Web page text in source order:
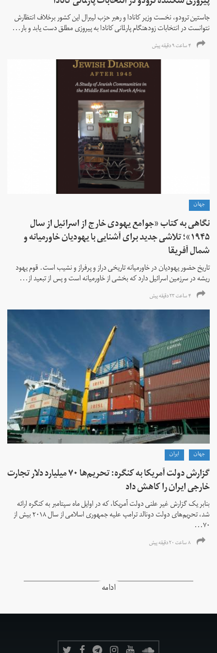
جاستین ترودو، نخست وزیر کانادا و رهبر حزب لیبرال این کشور برخلاف انتظارش
نتوانست در انتخابات زود‌هنگام پارلمانی کانادا به پیروزی مطلق دست یابد و بار...
۴ ساعت ۹ دقیقه پیش
جهان
نگاهی به کتاب «جوامع یهودی خارج از اسرائیل از سال
۱۹۴۵»؛ تلاشی جدید برای آشنایی با یهودیان خاورمیانه و
شمال آفریقا
تاریخ حضور یهودیان در خاورمیانه تاریخی دراز و پرفراز و نشیب است. قوم یهود
ریشه در سرزمین اسرائیل دارد که بخشی از خاورمیانه است و پس از تبعید از...
۴ ساعت ۲۳ دقیقه پیش
جهان ايران
گزارش دولت آمریکا به کنگره: تحریم‌ها ۷۰ میلیارد دلار تجارت
خارجی ایران را کاهش داد
بنابر یک گزارش غیر علنی دولت آمریکا، که در اوایل ماه سپتامبر به کنگره ارائه
شد، تحریم‌های دولت دونالد ترامپ علیه جمهوری اسلامی از سال ۲۰۱۸ بیش از
۷۰...
۸ ساعت ۲۰ دقیقه پیش
ادامه